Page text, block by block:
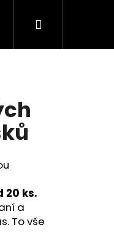
Šití na míru
Nákupní
20 ks.
a
To vše